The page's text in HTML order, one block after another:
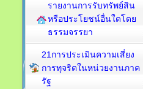
รายงานการรับทรัพย์สิน
หรือประโยชน์อื่นใดโดย
ธรรมจรรยา
21การประเมินความเสี่ยง
การทุจริตในหน่วยงานภาค
รัฐ